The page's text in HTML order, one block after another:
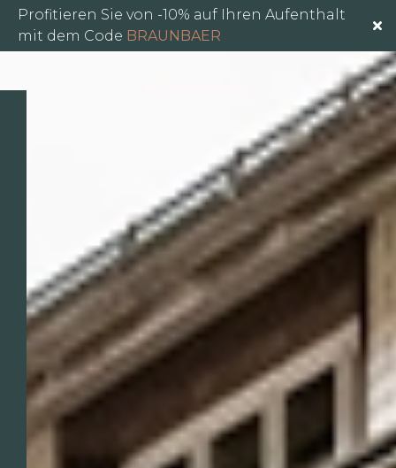
Profitieren Sie von -10% auf Ihren Aufenthalt
mit dem Code BRAUNBAER
Das Hotel